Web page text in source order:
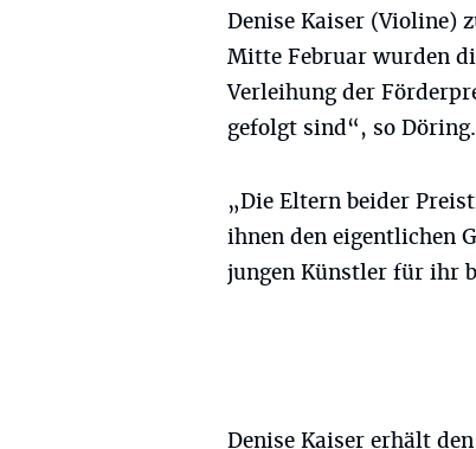
Denise Kaiser (Violine)
Mitte Februar wurden
Verleihung der
gefolgt sind“, so Döring.
„Die Eltern beider
ihnen den eigentlichen
jungen Künstler für ihr
Denise Kaiser erhält